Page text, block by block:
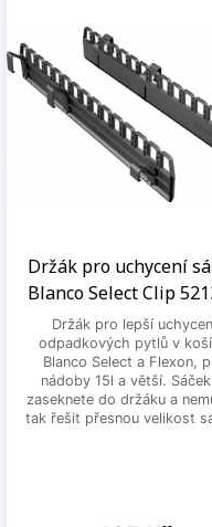
Držák pro uchycení
Blanco Select Clip
Držák pro lepší
odpadkových pytlů v
Blanco Select a Flexon,
nádoby 15l a větší.
zaseknete do držáku a
tak řešit přesnou velikost